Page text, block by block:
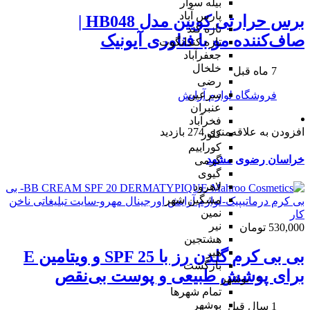
بیله سوار
پارس آباد
تازه کند
تازه کندانگوت
جعفرآباد
خلخال
رضی
سرعین
عنبران
فخرآباد
کلور
کوراییم
گرمی
گیوی
لاهرود
مشگین شهر
نمین
نیر
هشتجین
هیر
بازگشت
بوشهر
تمام شهر‌ها
بوشهر
برس حرارتی کویین مدل HB048 |
صاف‌کننده مو با فناوری آیونیک
7 ماه قبل
فروشگاه لوازم آرایش
افزودن به علاقه‌مندی 274 بازدید
خراسان رضوی مشهد
530,000 تومان
بی بی کرم گلدن رز با SPF 25 و ویتامین E
برای پوشش طبیعی و پوست بی‌نقص
1 سال قبل